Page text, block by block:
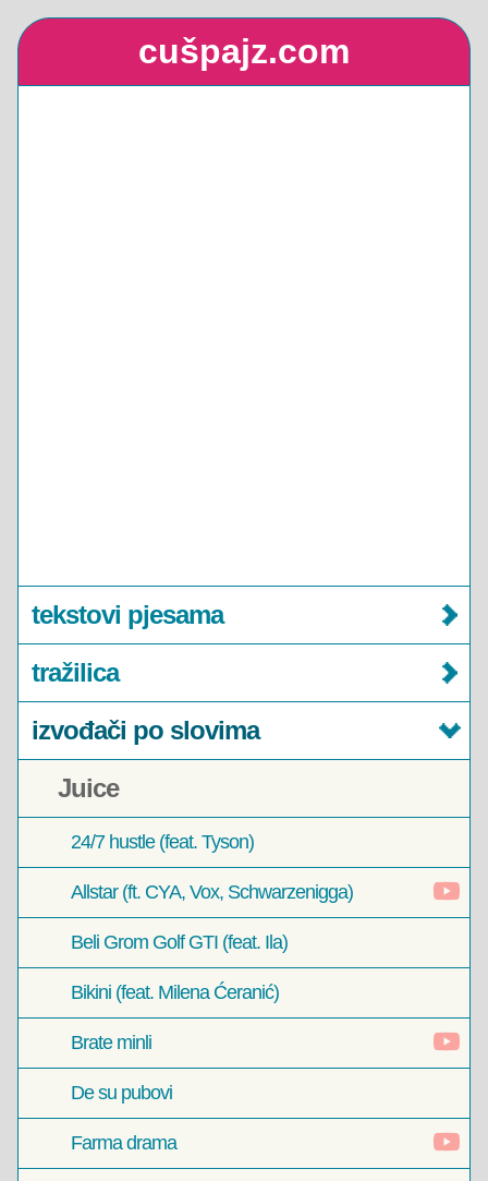
cušpajz.com
tekstovi pjesama
tražilica
izvođači po slovima
Juice
24/7 hustle (feat. Tyson)
Allstar (ft. CYA, Vox, Schwarzenigga)
Beli Grom Golf GTI (feat. Ila)
Bikini (feat. Milena Ćeranić)
Brate minli
De su pubovi
Farma drama